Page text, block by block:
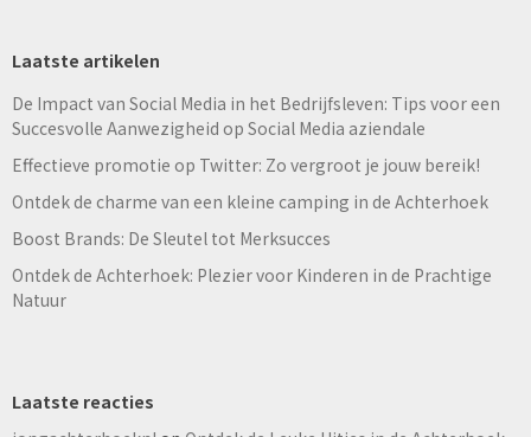
Laatste artikelen
De Impact van Social Media in het Bedrijfsleven: Tips voor een
Succesvolle Aanwezigheid op Social Media aziendale
Effectieve promotie op Twitter: Zo vergroot je jouw bereik!
Ontdek de charme van een kleine camping in de Achterhoek
Boost Brands: De Sleutel tot Merksucces
Ontdek de Achterhoek: Plezier voor Kinderen in de Prachtige
Natuur
Laatste reacties